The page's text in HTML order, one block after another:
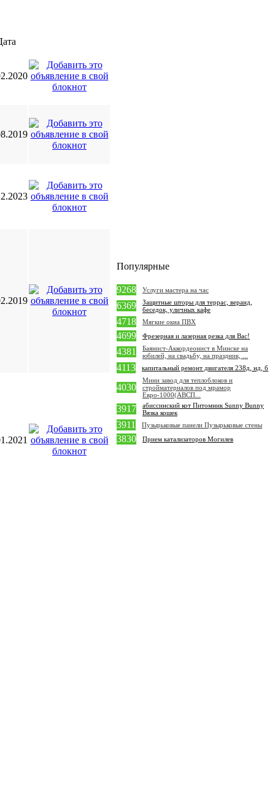
Популярные
9268 Услуги мастера на час
6369
Защитные шторы для террас, веранд,
беседок, уличных кафе
4718 Мягкие окна ПВХ
4699 Фрезерная и лазерная резка для Вас!
4381
Баянист-Аккордеонист в Минске на
юбилей, на свадьбу, на праздник, ...
4113 капитальный ремонт двигателя 238д, нд, б
4030
Мини завод для теплоблоков и
стройматериалов под мрамор
Евро-1000(АВСП...
3917
абиссинский кот Питомник Sunny Bunny
Вязка кошек
3911 Пузырьковые панели Пузырьковые стены
3830 Прием катализаторов Могилев